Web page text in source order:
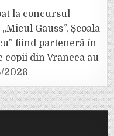
la concursul
Gauss”, Școala
fiind parteneră în
copii din Vrancea au
2026